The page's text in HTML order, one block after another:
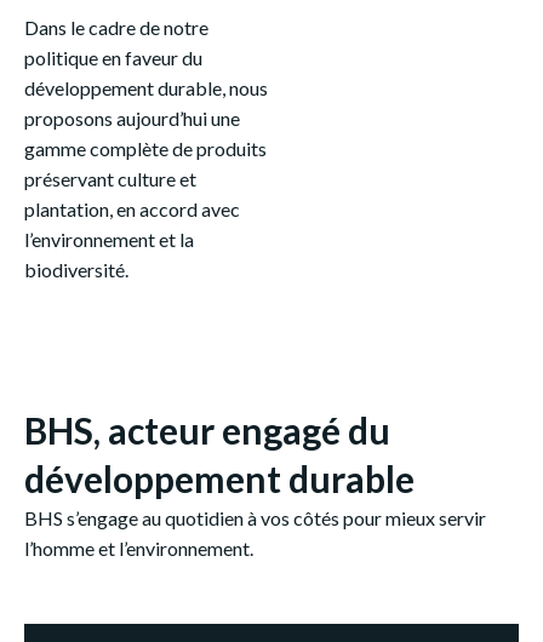
Dans le cadre de notre
politique en faveur du
développement durable, nous
proposons aujourd’hui une
gamme complète de produits
préservant culture et
plantation, en accord avec
l’environnement et la
biodiversité.
BHS, acteur engagé du
développement durable
BHS s’engage au quotidien à vos côtés pour mieux servir
l’homme et l’environnement.